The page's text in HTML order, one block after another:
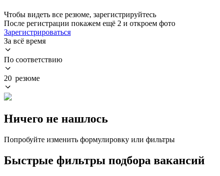
Чтобы видеть все резюме, зарегистрируйтесь
После регистрации покажем ещё 2 и откроем фото
Зарегистрироваться
За всё время
По соответствию
20 резюме
Ничего не нашлось
Попробуйте изменить формулировку или фильтры
Быстрые фильтры подбора вакансий